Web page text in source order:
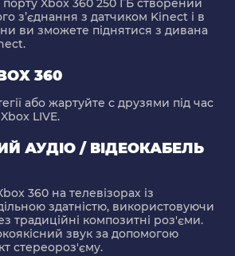
порту Xbox 360 250 ГБ створений
з’єднання з датчиком Kinect і в
ви зможете піднятися з дивана
360
або жартуйте с друзями під час
LIVE.
АУДІО / ВІДЕОКАБЕЛЬ
360 на телевізорах із
здатністю, використовуючи
традиційні композитні роз'єми.
звук за допомогою
стереороз'єму.